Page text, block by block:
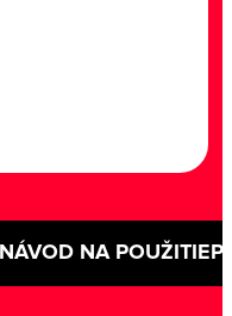
NÁVOD NA POUŽITIE